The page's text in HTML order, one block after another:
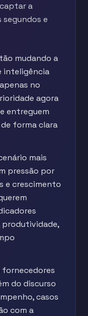
a
e
mudando a
inteligência
no
agora
entreguem
forma clara
mais
pressão por
e crescimento
produtividade,
fornecedores
do discurso
casos
com a